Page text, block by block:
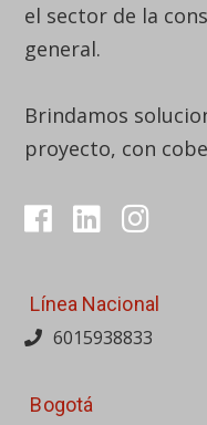
el sector de la
general.
Brindamos
proyecto, con
Línea Nacional
6015938833
Bogotá